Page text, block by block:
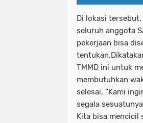
Di lokasi
seluruh anggota
pekerjaan bisa
TMMD ini untuk
membutuhkan
selesai, “Kami
segala
Kita bisa mencicil